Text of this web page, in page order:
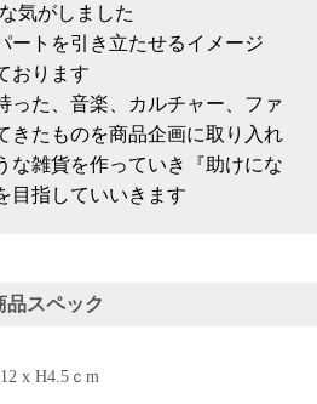
気がしました
ートを引き立たせるイメージ
おります
った、音楽、カルチャー、ファ
きたものを商品企画に取り入れ
な雑貨を作っていき『助けにな
目指していいきます
品スペック
x H4.5ｃm